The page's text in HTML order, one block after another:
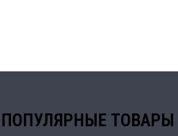
ПОПУЛЯРНЫЕ ТОВАРЫ